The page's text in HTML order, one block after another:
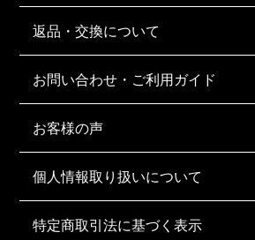
返品・交換について
お問い合わせ・ご利用ガイド
お客様の声
個人情報取り扱いについて
特定商取引法に基づく表示